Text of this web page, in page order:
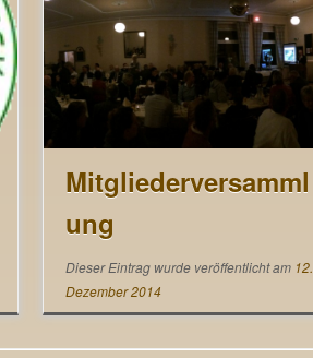
Mitgliederversamml
ung
Dieser Eintrag wurde veröffentlicht am 12.
Dezember 2014